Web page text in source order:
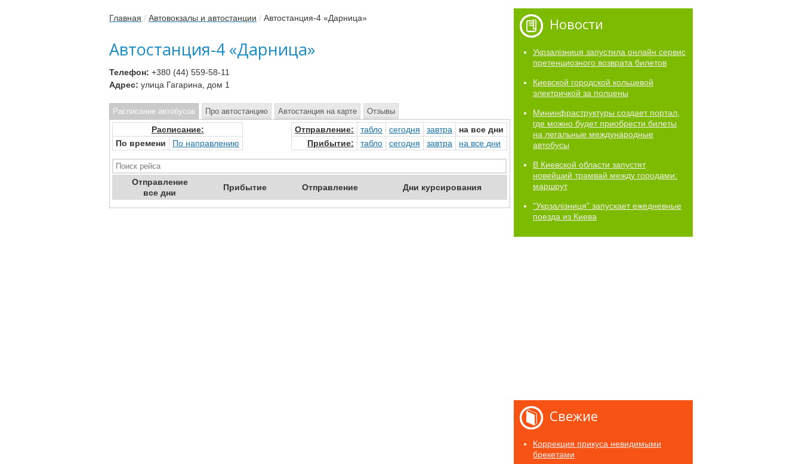
Главная / Автовокзалы и автостанции / Автостанция-4 «Дарница»
Автостанция-4 «Дарница»
Телефон: +380 (44) 559-58-11
Адрес: улица Гагарина, дом 1
Расписание автобусов
Расписание:
По времени
По направлению
Отправление: табло сегодня завтра на все дни
Прибытие: табло сегодня завтра на все дни
Отправление
все дни
Прибытие Отправление Дни курсирования
Про автостанцию Автостанция на карте Отзывы
Новости
Укрзалізниця запустила онлайн сервис
претенциозного возврата билетов
Киевской городской кольцевой
электричкой за полцены
Мининфраструктуры создает портал,
где можно будет приобрести билеты
на легальные международные
автобусы
В Киевской области запустят
новейший трамвай между городами:
маршрут
"Укрзалізниця" запускает ежедневные
поезда из Киева
Свежие
Коррекция прикуса невидимыми
брекетами